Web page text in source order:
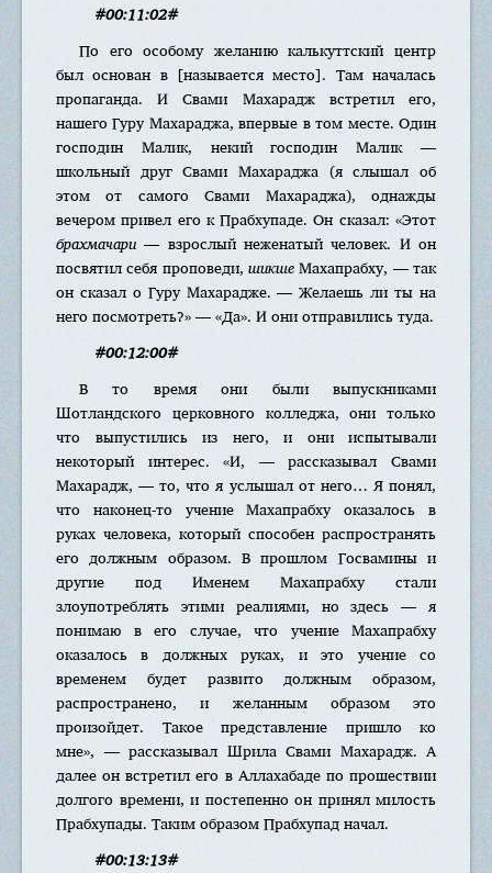
#00:11:02#
По его особому желанию калькуттский центр
был основан в [называется место]. Там началась
пропаганда. И Свами Махарадж встретил его,
нашего Гуру Махараджа, впервые в том месте. Один
господин Малик, некий господин Малик —
школьный друг Свами Махараджа (я слышал об
этом от самого Свами Махараджа), однажды
вечером привел его к Прабхупаде. Он сказал: «Этот
брахмачари— взрослый неженатый человек. И он
посвятил себя проповеди, шикшеМахапрабху, — так
он сказал о Гуру Махарадже. — Желаешь ли ты на
него посмотреть?» — «Да». И они отправились туда.
#00:12:00#
В то время они были выпускниками
Шотландского церковного колледжа, они только
что выпустились из него, и они испытывали
некоторый интерес. «И, — рассказывал Свами
Махарадж, — то, что я услышал от него… Я понял,
что наконец-то учение Махапрабху оказалось в
руках человека, который способен распространять
его должным образом. В прошлом Госвамины и
другие под Именем Махапрабху стали
злоупотреблять этими реалиями, но здесь — я
понимаю в его случае, что учение Махапрабху
оказалось в должных руках, и это учение со
временем будет развито должным образом,
распространено, и желанным образом это
произойдет. Такое представление пришло ко
мне», — рассказывал Шрила Свами Махарадж. А
далее он встретил его в Аллахабаде по прошествии
долгого времени, и постепенно он принял милость
Прабхупады. Таким образом Прабхупад начал.
#00:13:13#